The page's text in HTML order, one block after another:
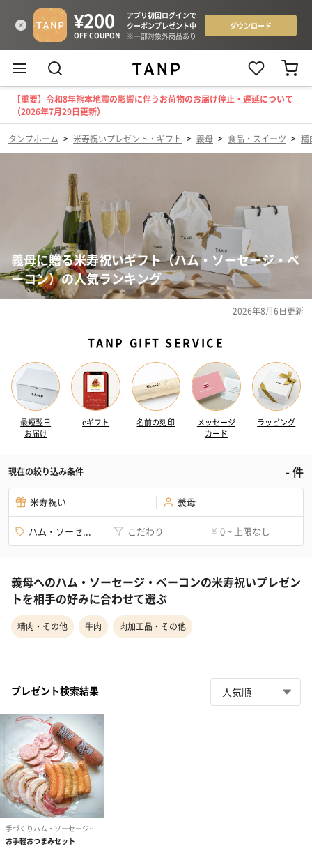
【重要】令和8年熊本地震の影響に伴うお荷物のお届け停止・遅延について
（2026年7月29日更新）
タンプホーム > 米寿祝いプレゼント・ギフト > 義母 > 食品・スイーツ > 精
義母に贈る米寿祝いギフト（ハム・ソーセージ・ベ
ーコン）の人気ランキング
2026年8月6日更新
TANP GIFT SERVICE
最短翌日
お届け
eギフト 名前の刻印
メッセージ
カード
ラッピング
現在の絞り込み条件 -件
米寿祝い 義母
ハム・ソーセ... こだわり ¥ 0 ~ 上限なし
義母へのハム・ソーセージ・ベーコンの米寿祝いプレゼン
トを相手の好みに合わせて選ぶ
精肉・その他 牛肉 肉加工品・その他
プレゼント検索結果